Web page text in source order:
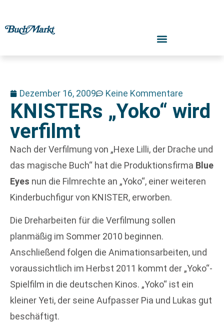
Dezember 16, 2009 Keine Kommentare
KNISTERs „Yoko“ wird
verfilmt
Nach der Verfilmung von „Hexe Lilli, der Drache und
das magische Buch“ hat die Produktionsfirma Blue
Eyes nun die Filmrechte an „Yoko“, einer weiteren
Kinderbuchfigur von KNISTER, erworben.
Die Dreharbeiten für die Verfilmung sollen
planmäßig im Sommer 2010 beginnen.
Anschließend folgen die Animationsarbeiten, und
voraussichtlich im Herbst 2011 kommt der „Yoko“-
Spielfilm in die deutschen Kinos. „Yoko“ ist ein
kleiner Yeti, der seine Aufpasser Pia und Lukas gut
beschäftigt.